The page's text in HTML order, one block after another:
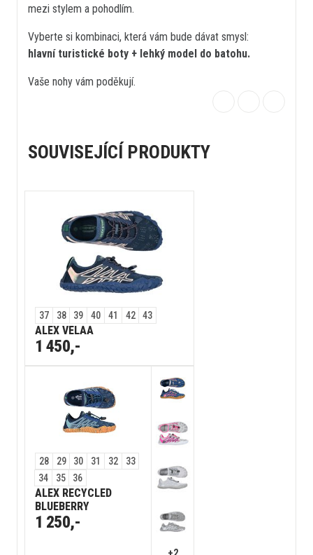
mezi stylem a pohodlím.
Vyberte si kombinaci, která vám bude dávat smysl:
hlavní turistické boty + lehký model do batohu.
Vaše nohy vám poděkují.
SOUVISEJÍCÍ PRODUKTY
37 38 39 40 41 42 43
ALEX VELAA
1 450,-
28 29 30 31 32
33
34
35 36
ALEX RECYCLED
BLUEBERRY
1 250,-